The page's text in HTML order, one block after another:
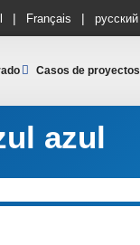
| Français | русский
Casos de proyectos
azul